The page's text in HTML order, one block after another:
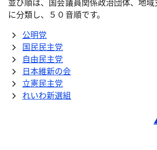
に分類し、５０音順です。
公明党
国民民主党
自由民主党
日本維新の会
立憲民主党
れいわ新選組